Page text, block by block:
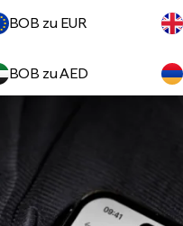
BOB zu EUR
BOB zu AED